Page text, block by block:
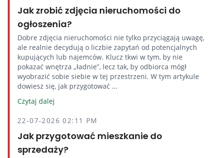
Jak zrobić zdjęcia nieruchomości do
ogłoszenia?
Dobre zdjęcia nieruchomości nie tylko przyciągają uwagę,
ale realnie decydują o liczbie zapytań od potencjalnych
kupujących lub najemców. Klucz tkwi w tym, by nie
pokazać wnętrza „ładnie”, lecz tak, by odbiorca mógł
wyobrazić sobie siebie w tej przestrzeni. W tym artykule
dowiesz się, jak przygotować ...
Czytaj dalej
22-07-2026 02:11 PM
Jak przygotować mieszkanie do
sprzedaży?